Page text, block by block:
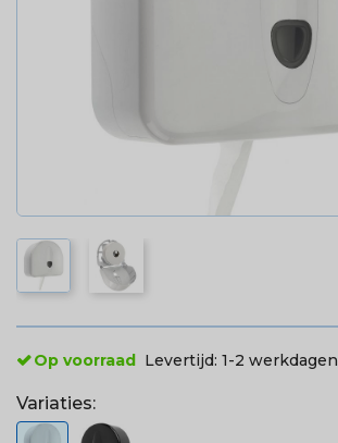
Op voorraad Levertijd: 1-2 werkdagen
Variaties: